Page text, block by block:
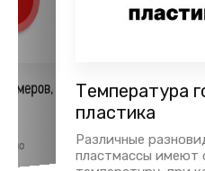
Температура
пластика
Различные
пластмассы имеют